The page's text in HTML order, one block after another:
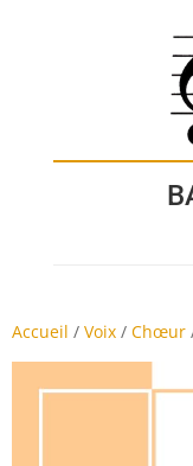
Accueil / Voix / Chœur